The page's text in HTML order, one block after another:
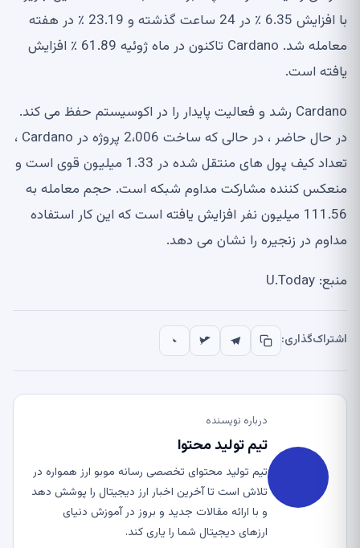
با افزایش 6.35 ٪ در 24 ساعت گذشته و 23.19 ٪ در هفته
معامله شد. Cardano تاکنون در ماه ژوئیه 61.89 ٪ افزایش
یافته است.
Cardano رشد و فعالیت پایدار را در اکوسیستم حفظ می کند.
در حال حاضر ، در حالی که ساخت 2،006 پروژه در Cardano ،
تعداد کیف پول های منتقل شده در 1.33 میلیون قوی است و
منعکس کننده مشارکت مداوم شبکه است. حجم معامله به
111.56 میلیون نفر افزایش یافته است که این کار استفاده
مداوم در زنجیره را نشان می دهد.
منبع: U.Today
اشتراک‌گذاری:
درباره نویسنده
تیم تولید محتوا
تیم تولید محتوای تخصصی رسانه موبو ارز همواره در
تلاش است تا آخرین اخبار ارز دیجیتال را پوشش دهد
و با ارائه مقالات جدید و بروز در آموزش دنیای
ارزهای دیجیتال شما را یاری کند.